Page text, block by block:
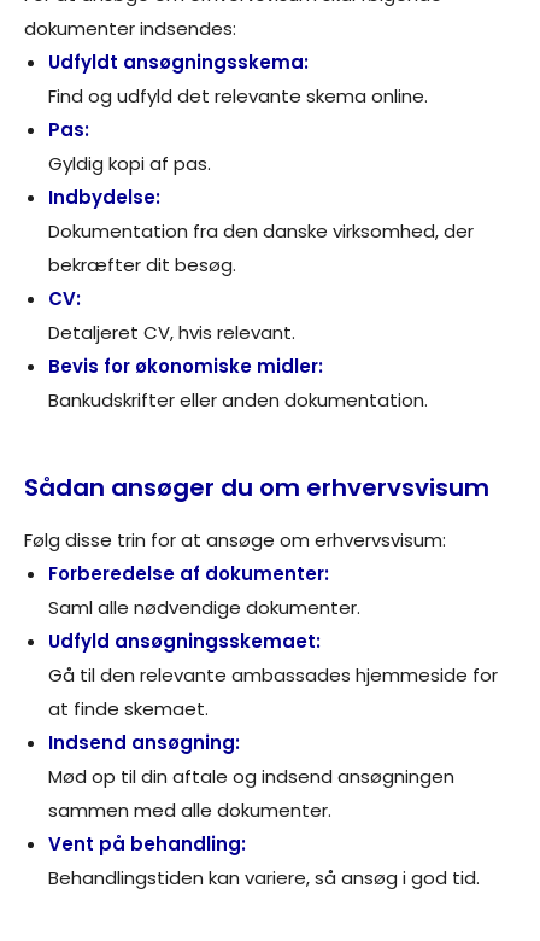
dokumenter indsendes:
Udfyldt ansøgningsskema:
Find og udfyld det relevante skema online.
Pas:
Gyldig kopi af pas.
Indbydelse:
Dokumentation fra den danske virksomhed, der
bekræfter dit besøg.
CV:
Detaljeret CV, hvis relevant.
Bevis for økonomiske midler:
Bankudskrifter eller anden dokumentation.
Sådan ansøger du om erhvervsvisum
Følg disse trin for at ansøge om erhvervsvisum:
Forberedelse af dokumenter:
Saml alle nødvendige dokumenter.
Udfyld ansøgningsskemaet:
Gå til den relevante ambassades hjemmeside for
at finde skemaet.
Indsend ansøgning:
Mød op til din aftale og indsend ansøgningen
sammen med alle dokumenter.
Vent på behandling:
Behandlingstiden kan variere, så ansøg i god tid.